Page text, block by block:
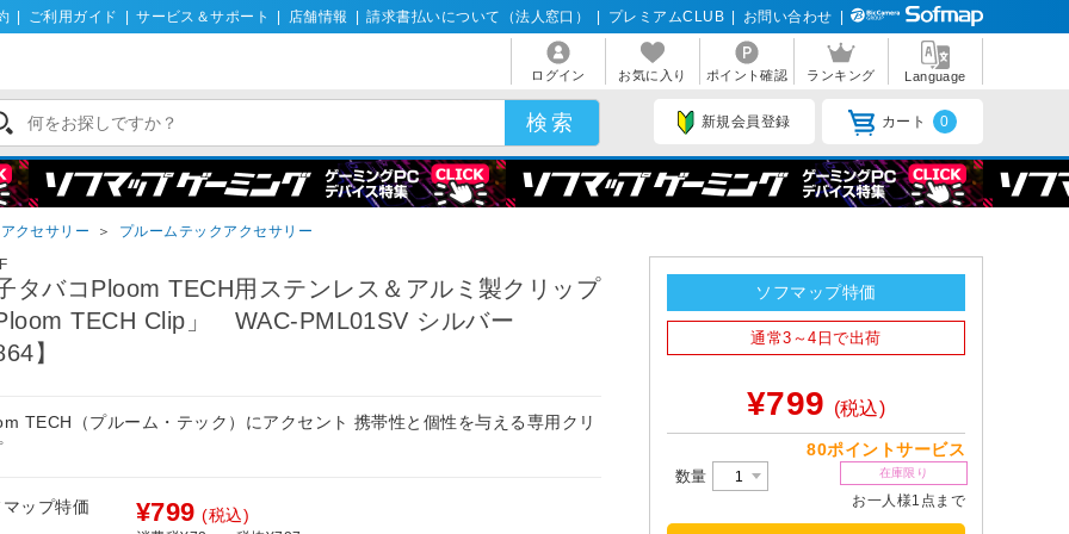
ご利用ガイド サービス＆サポート 店舗情報 請求書払いについて（法人窓口） プレミアムCLUB お問い合わせ
ログイン お気に入り ポイント確認 ランキング Language
新規会員登録 カート 0
クセサリー ＞
プルームテックアクセサリー
タバコPloom TECH用ステンレス＆アルミ製クリップ
TECH Clip」 WAC-PML01SV シルバー
】
TECH（プルーム・テック）にアクセント 携帯性と個性を与える専用クリ
ップ特価 ¥799 (税込)
ソフマップ特価
通常3～4日で出荷
¥799 (税込)
80ポイントサービス
数量 在庫限り
お一人様1点まで